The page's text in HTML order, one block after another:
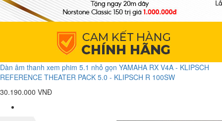
Dàn âm thanh xem phim 5.1 nhỏ gọn YAMAHA RX V4A - KLIPSCH
REFERENCE THEATER PACK 5.0 - KLIPSCH R 100SW
30.190.000 VNĐ